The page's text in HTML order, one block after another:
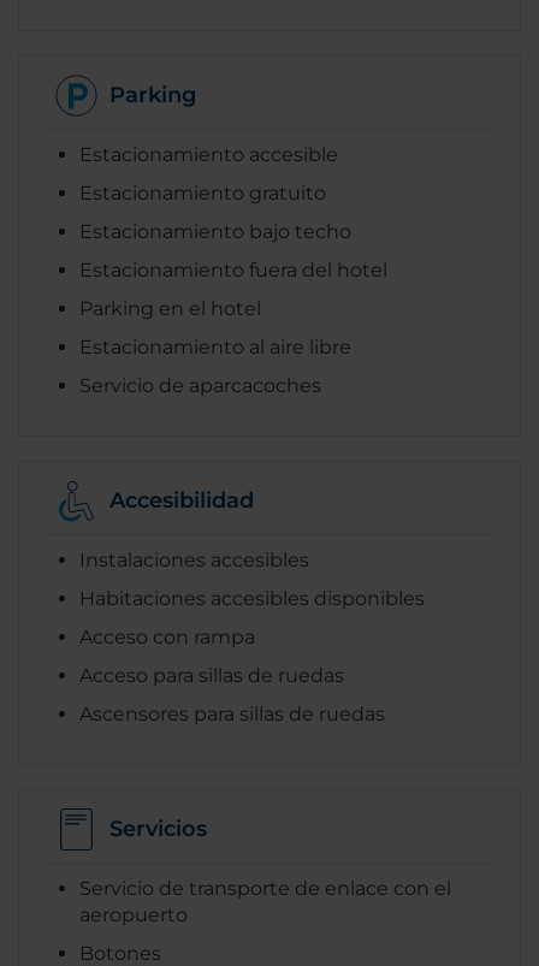
Parking
Estacionamiento accesible
Estacionamiento gratuito
Estacionamiento bajo techo
Estacionamiento fuera del hotel
Parking en el hotel
Estacionamiento al aire libre
Servicio de aparcacoches
Accesibilidad
Instalaciones accesibles
Habitaciones accesibles disponibles
Acceso con rampa
Acceso para sillas de ruedas
Ascensores para sillas de ruedas
Servicios
Servicio de transporte de enlace con el
aeropuerto
Botones